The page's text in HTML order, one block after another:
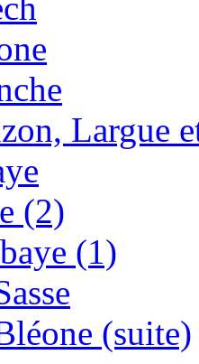
Largue
(2)
(1)
(suite)